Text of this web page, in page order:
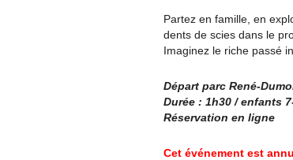
Partez en famille, en
dents de scies dans le
Imaginez le riche passé
Départ parc René-
Durée : 1h30 / enfants
Réservation en ligne
Cet événement est